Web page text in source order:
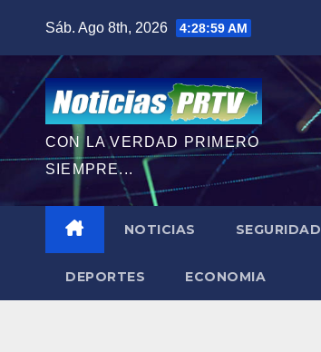
contenido
Sáb. Ago 8th, 2026 4:29:00 AM
CON LA VERDAD PRIMERO
SIEMPRE...
NOTICIAS SEGURIDAD
DEPORTES ECONOMIA